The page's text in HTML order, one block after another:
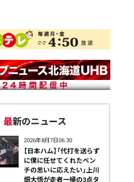
最新のニュース
2026年8月7日06:30
【日本ハム】「代打を送らず
に僕に任せてくれたベン
チの思いに応えたい」上川
畑大悟が走者一掃の3点タ